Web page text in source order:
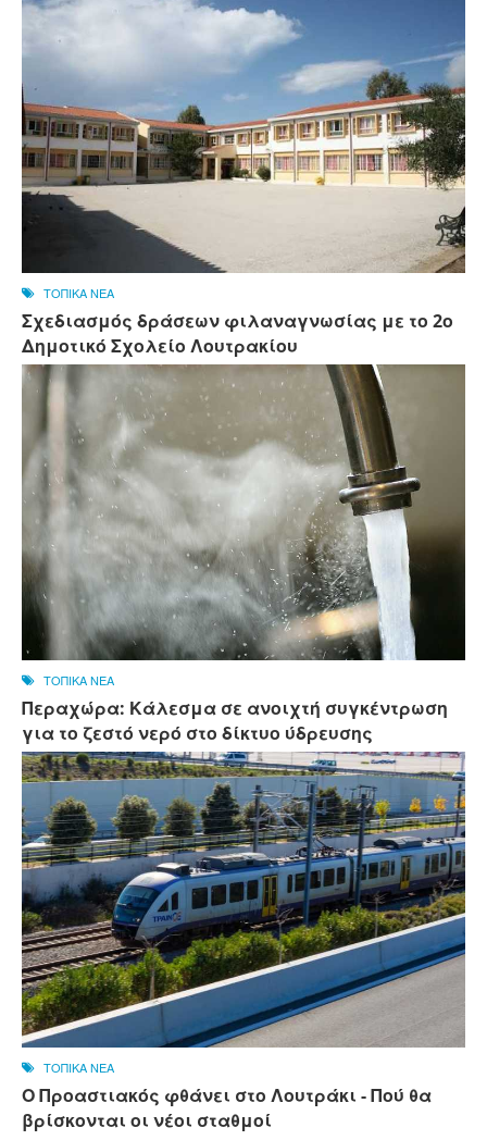
ΤΟΠΙΚΑ ΝΕΑ
Σχεδιασμός δράσεων φιλαναγνωσίας με το 2ο
Δημοτικό Σχολείο Λουτρακίου
ΤΟΠΙΚΑ ΝΕΑ
Περαχώρα: Κάλεσμα σε ανοιχτή συγκέντρωση
για το ζεστό νερό στο δίκτυο ύδρευσης
ΤΟΠΙΚΑ ΝΕΑ
Ο Προαστιακός φθάνει στο Λουτράκι - Πού θα
βρίσκονται οι νέοι σταθμοί